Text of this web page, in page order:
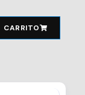
CARRITO